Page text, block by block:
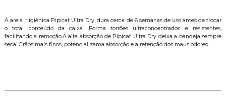
A areia Higiênica Pipicat Ultra Dry, dura cerca de 6 semanas de uso antes de trocar
o total conteúdo da caixa. Forma torrões ultraconcentrados e resistentes,
facilitando a remoção.A alta absorção de Pipicat Ultra Dry deixa a bandeja sempre
seca. Grãos mais finos, potencializama absorção e a retenção dos maus odores.